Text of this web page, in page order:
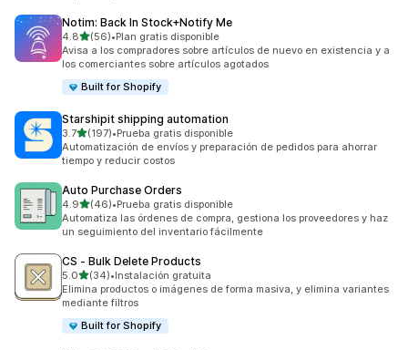
Notim: Back In Stock+Notify Me
4.8de 5 estrellas
(56)
56 reseñas en total
•Plan gratis disponible
Avisa a los compradores sobre artículos de nuevo en existencia y a
los comerciantes sobre artículos agotados
Built for Shopify
Starshipit shipping automation
3.7de 5 estrellas
(197)
197 reseñas en total
•Prueba gratis disponible
Automatización de envíos y preparación de pedidos para ahorrar
tiempo y reducir costos
Auto Purchase Orders
4.9de 5 estrellas
(46)
46 reseñas en total
•Prueba gratis disponible
Automatiza las órdenes de compra, gestiona los proveedores y haz
un seguimiento del inventario fácilmente
CS ‑ Bulk Delete Products
5.0de 5 estrellas
(34)
34 reseñas en total
•Instalación gratuita
Elimina productos o imágenes de forma masiva, y elimina variantes
mediante filtros
Built for Shopify